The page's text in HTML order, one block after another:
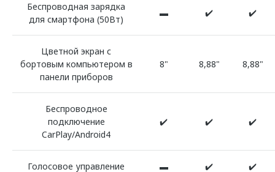
Беспроводная зарядка
для смартфона (50Вт)
▬ ✔️ ✔️
Цветной экран с
бортовым компьютером в
панели приборов
8" 8,88" 8,88"
Беспроводное
подключение
CarPlay/Android4
✔️ ✔️ ✔️
Голосовое управление ▬ ✔️ ✔️